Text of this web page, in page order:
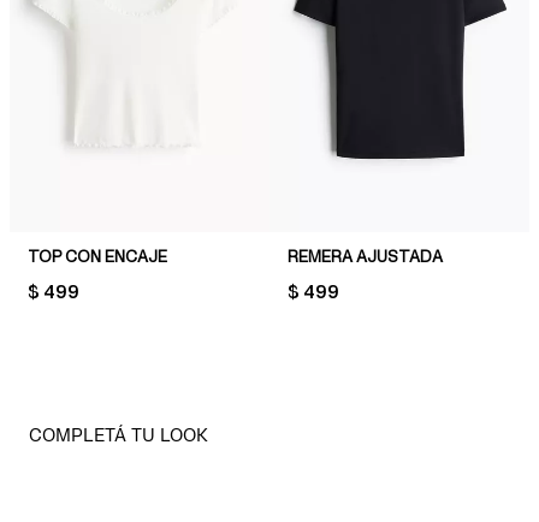
TOP CON ENCAJE
PRICE:
$ 499
REMERA AJUSTADA
PRICE:
$ 499
COMPLETÁ TU LOOK